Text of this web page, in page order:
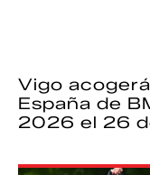
Vigo
España de
2026 el 26